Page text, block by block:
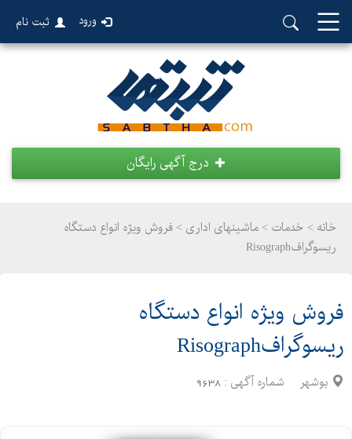
ورود ثبت نام
درج آگهی رایگان
خانه > خدمات > ماشینهای اداری > فروش ويژه انواع دستگاه
ريسوگرافRisograph
فروش ويژه انواع دستگاه
ريسوگرافRisograph
بوشهر شماره آگهی : 9638